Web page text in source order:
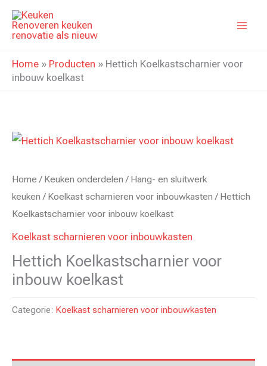
naar
inhoud
Home » Producten » Hettich Koelkastscharnier voor
inbouw koelkast
Home / Keuken onderdelen / Hang- en sluitwerk
keuken / Koelkast scharnieren voor inbouwkasten / Hettich
Koelkastscharnier voor inbouw koelkast
Koelkast scharnieren voor inbouwkasten
Hettich Koelkastscharnier voor
inbouw koelkast
Categorie: Koelkast scharnieren voor inbouwkasten